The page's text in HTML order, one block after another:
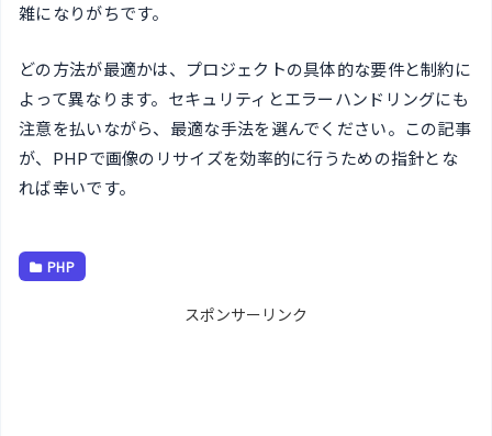
雑になりがちです。
どの方法が最適かは、プロジェクトの具体的な要件と制約に
よって異なります。セキュリティとエラーハンドリングにも
注意を払いながら、最適な手法を選んでください。この記事
が、PHPで画像のリサイズを効率的に行うための指針とな
れば幸いです。
PHP
スポンサーリンク